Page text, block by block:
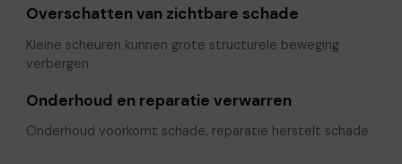
Overschatten van zichtbare schade
Kleine scheuren kunnen grote structurele beweging
verbergen.
Onderhoud en reparatie verwarren
Onderhoud voorkomt schade, reparatie herstelt schade.